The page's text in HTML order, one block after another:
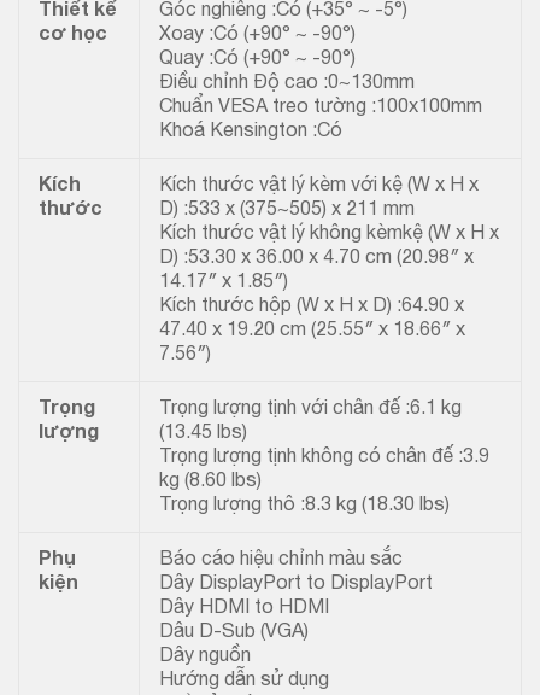
Thiết kế
cơ học
Góc nghiêng :Có (+35° ~ -5°)
Xoay :Có (+90° ~ -90°)
Quay :Có (+90° ~ -90°)
Điều chỉnh Độ cao :0~130mm
Chuẩn VESA treo tường :100x100mm
Khoá Kensington :Có
Kích
thước
Kích thước vật lý kèm với kệ (W x H x
D) :533 x (375~505) x 211 mm
Kích thước vật lý không kèmkệ (W x H x
D) :53.30 x 36.00 x 4.70 cm (20.98″ x
14.17″ x 1.85″)
Kích thước hộp (W x H x D) :64.90 x
47.40 x 19.20 cm (25.55″ x 18.66″ x
7.56″)
Trọng
lượng
Trọng lượng tịnh với chân đế :6.1 kg
(13.45 lbs)
Trọng lượng tịnh không có chân đế :3.9
kg (8.60 lbs)
Trọng lượng thô :8.3 kg (18.30 lbs)
Phụ
kiện
Báo cáo hiệu chỉnh màu sắc
Dây DisplayPort to DisplayPort
Dây HDMI to HDMI
Dâu D-Sub (VGA)
Dây nguồn
Hướng dẫn sử dụng